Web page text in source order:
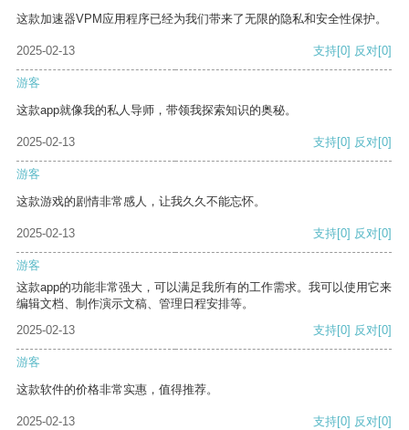
这款加速器VPM应用程序已经为我们带来了无限的隐私和安全性保护。
2025-02-13 支持[0] 反对[0]
游客
这款app就像我的私人导师，带领我探索知识的奥秘。
2025-02-13 支持[0] 反对[0]
游客
这款游戏的剧情非常感人，让我久久不能忘怀。
2025-02-13 支持[0] 反对[0]
游客
这款app的功能非常强大，可以满足我所有的工作需求。我可以使用它来
编辑文档、制作演示文稿、管理日程安排等。
2025-02-13
支持[0] 反对[0]
游客
这款软件的价格非常实惠，值得推荐。
2025-02-13 支持[0] 反对[0]